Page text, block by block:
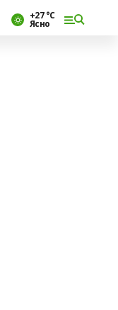
+27 °С
Ясно